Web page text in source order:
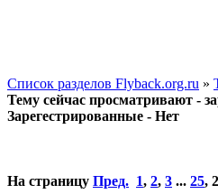
Список разделов Flyback.org.ru »
Тему сейчас просматривают -
Зарегестрированные - Нет
На страницу Пред. 1, 2, 3 ... 25,